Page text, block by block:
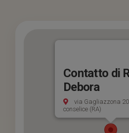
Contatto di
Debora
via Gagliazzona
conselice (RA)